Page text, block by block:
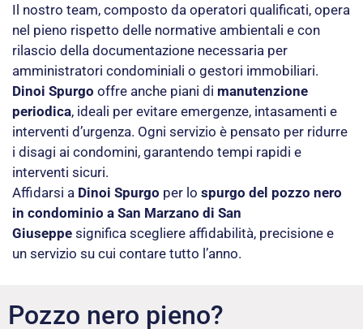
Il nostro team, composto da operatori qualificati, opera
nel pieno rispetto delle normative ambientali e con
rilascio della documentazione necessaria per
amministratori condominiali o gestori immobiliari.
Dinoi Spurgo offre anche piani di manutenzione
periodica, ideali per evitare emergenze, intasamenti e
interventi d’urgenza. Ogni servizio è pensato per ridurre
i disagi ai condomini, garantendo tempi rapidi e
interventi sicuri.
Affidarsi a Dinoi Spurgo per lo spurgo del pozzo nero
in condominio a San Marzano di San
Giuseppe significa scegliere affidabilità, precisione e
un servizio su cui contare tutto l’anno.
Pozzo nero pieno?